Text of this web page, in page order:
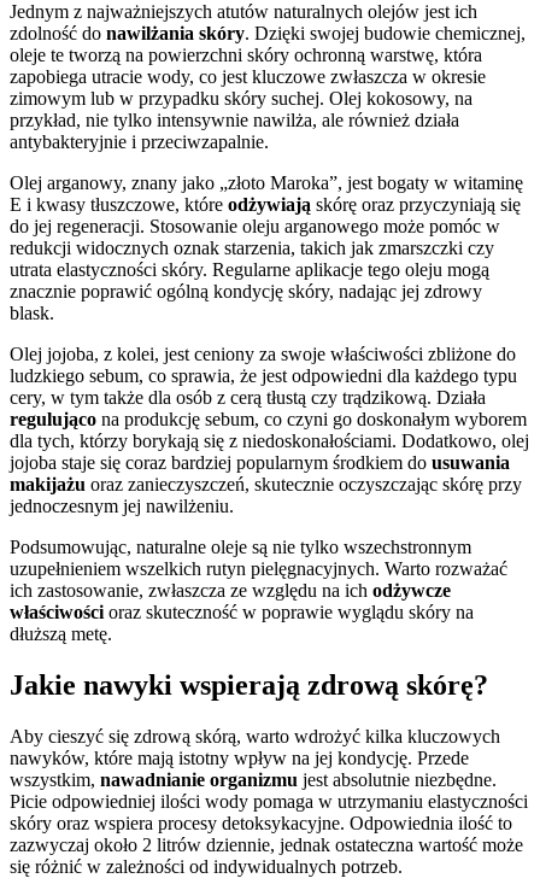
Jednym z najważniejszych atutów naturalnych olejów jest ich
zdolność do nawilżania skóry. Dzięki swojej budowie chemicznej,
oleje te tworzą na powierzchni skóry ochronną warstwę, która
zapobiega utracie wody, co jest kluczowe zwłaszcza w okresie
zimowym lub w przypadku skóry suchej. Olej kokosowy, na
przykład, nie tylko intensywnie nawilża, ale również działa
antybakteryjnie i przeciwzapalnie.
Olej arganowy, znany jako „złoto Maroka”, jest bogaty w witaminę
E i kwasy tłuszczowe, które odżywiają skórę oraz przyczyniają się
do jej regeneracji. Stosowanie oleju arganowego może pomóc w
redukcji widocznych oznak starzenia, takich jak zmarszczki czy
utrata elastyczności skóry. Regularne aplikacje tego oleju mogą
znacznie poprawić ogólną kondycję skóry, nadając jej zdrowy
blask.
Olej jojoba, z kolei, jest ceniony za swoje właściwości zbliżone do
ludzkiego sebum, co sprawia, że jest odpowiedni dla każdego typu
cery, w tym także dla osób z cerą tłustą czy trądzikową. Działa
regulująco na produkcję sebum, co czyni go doskonałym wyborem
dla tych, którzy borykają się z niedoskonałościami. Dodatkowo, olej
jojoba staje się coraz bardziej popularnym środkiem do usuwania
makijażu oraz zanieczyszczeń, skutecznie oczyszczając skórę przy
jednoczesnym jej nawilżeniu.
Podsumowując, naturalne oleje są nie tylko wszechstronnym
uzupełnieniem wszelkich rutyn pielęgnacyjnych. Warto rozważać
ich zastosowanie, zwłaszcza ze względu na ich odżywcze
właściwościoraz skuteczność w poprawie wyglądu skóry na
dłuższą metę.
Jakie nawyki wspierają zdrową skórę?
Aby cieszyć się zdrową skórą, warto wdrożyć kilka kluczowych
nawyków, które mają istotny wpływ na jej kondycję. Przede
wszystkim, nawadnianie organizmu jest absolutnie niezbędne.
Picie odpowiedniej ilości wody pomaga w utrzymaniu elastyczności
skóry oraz wspiera procesy detoksykacyjne. Odpowiednia ilość to
zazwyczaj około 2 litrów dziennie, jednak ostateczna wartość może
się różnić w zależności od indywidualnych potrzeb.